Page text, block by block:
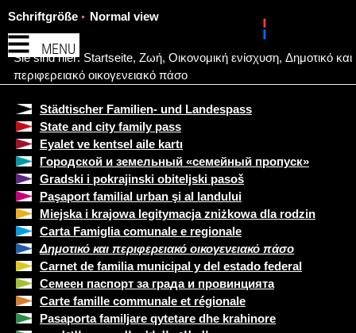
MENU
Schriftgröße Normal view
Sie sind hier: Startseite, Ζωή, Οικονομική ενίσχυση, Δημοτικό και
περιφερειακό οικογενειακό πάσο
Städtischer Familien- und Landespass
State and city family pass
Eyalet ve kentsel aile kartı
Городской и земельный «семейный пропуск»
Gradski i pokrajinski obiteljski pasoš
Paşaport familial urban şi al landului
Miejska i krajowa legitymacja zniżkowa dla rodzin
Carta Famiglia comunale e regionale
Δημοτικό και περιφερειακό οικογενειακό πάσο
Carnet de familia municipal y del estado federal
Семеен паспорт за града и провинцията
Carte famille communale et régionale
Pasaporta familjare qytetare dhe krahinore